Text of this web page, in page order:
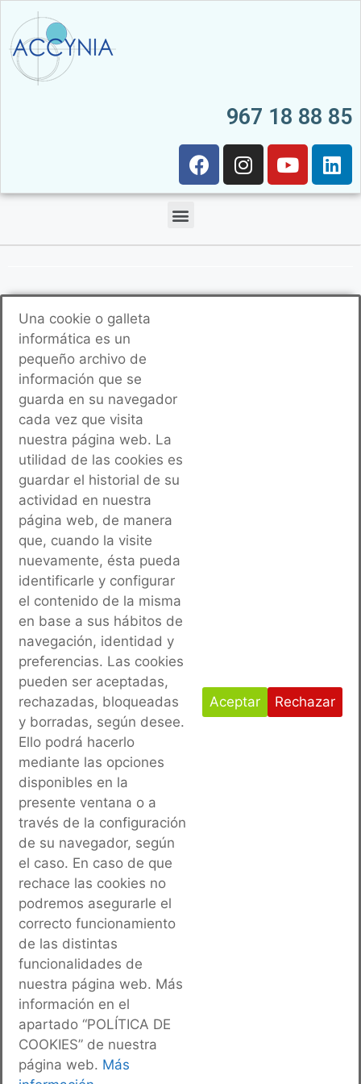
967 18 88 85
OBRA: ACOMETIDA RED ELÉCTRICA A ZVB, CENAD
CHINCHILLA
PROMOTOR:MINISTERIO DE DEFENSA. DIRECCIÓN
DE INFRAESTRUCTURAS E.T.
AÑO:2019
ANTERIOR
SUSTITUCIÓN DE TRES GRUPOS ELECTRÓGENOS, BAD TENIENTE FLOMESTA, PEÑÓN DE VELEZ DE LA GOMERA (MELILLA)
Calle San Agustín, 6, 02001 Albacete
Tel :967 18 88 85
info@accynia.com
Una cookie o galleta
informática es un
pequeño archivo de
información que se
guarda en su navegador
cada vez que visita
nuestra página web. La
utilidad de las cookies es
guardar el historial de su
actividad en nuestra
página web, de manera
que, cuando la visite
nuevamente, ésta pueda
identificarle y configurar
el contenido de la misma
en base a sus hábitos de
navegación, identidad y
preferencias. Las cookies
pueden ser aceptadas,
rechazadas, bloqueadas
y borradas, según desee.
Ello podrá hacerlo
mediante las opciones
disponibles en la
presente ventana o a
través de la configuración
de su navegador, según
el caso. En caso de que
rechace las cookies no
podremos asegurarle el
correcto funcionamiento
de las distintas
funcionalidades de
nuestra página web. Más
información en el
apartado “POLÍTICA DE
COOKIES” de nuestra
página web. Más
Aceptar Rechazar